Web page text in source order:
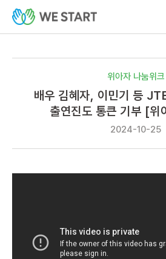
위아자 나눔위크
배우 김혜자, 이민기 등
출연진도 통큰 기부 [
2024-10-25